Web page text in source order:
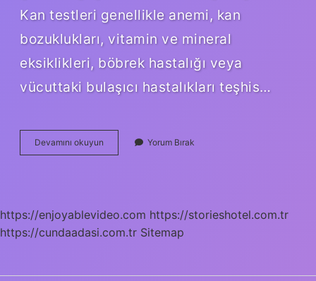
Kan testleri genellikle anemi, kan
bozuklukları, vitamin ve mineral
eksiklikleri, böbrek hastalığı veya
vücuttaki bulaşıcı hastalıkları teşhis…
Devamını okuyun
Kan
Yorum Bırak
https://enjoyablevideo.com https://storieshotel.com.tr
https://cundaadasi.com.tr Sitemap